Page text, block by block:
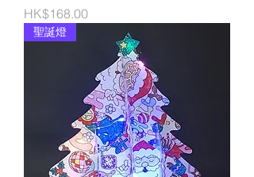
價格
HK$168.00
聖誕燈